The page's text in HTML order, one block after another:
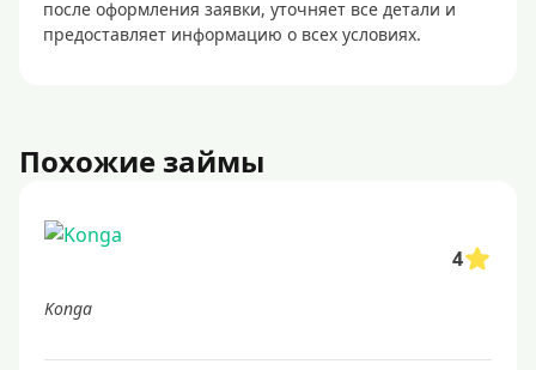
после оформления заявки, уточняет все детали и
предоставляет информацию о всех условиях.
Похожие займы
4
Konga